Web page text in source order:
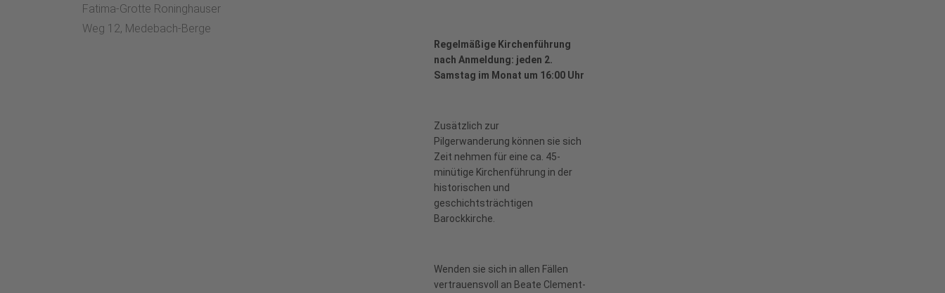
Fatima-Grotte Roninghauser
Weg 12, Medebach-Berge
Regelmäßige Kirchenführung
nach Anmeldung: jeden 2.
Samstag im Monat um 16:00 Uhr
Zusätzlich zur
Pilgerwanderung können sie sich
Zeit nehmen für eine ca. 45-
minütige Kirchenführung in der
historischen und
geschichtsträchtigen
Barockkirche.
Wenden sie sich in allen Fällen
vertrauensvoll an Beate Clement-